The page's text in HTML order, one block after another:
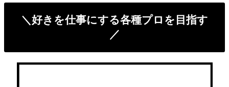
＼好きを仕事にする各種プロを目指す
／